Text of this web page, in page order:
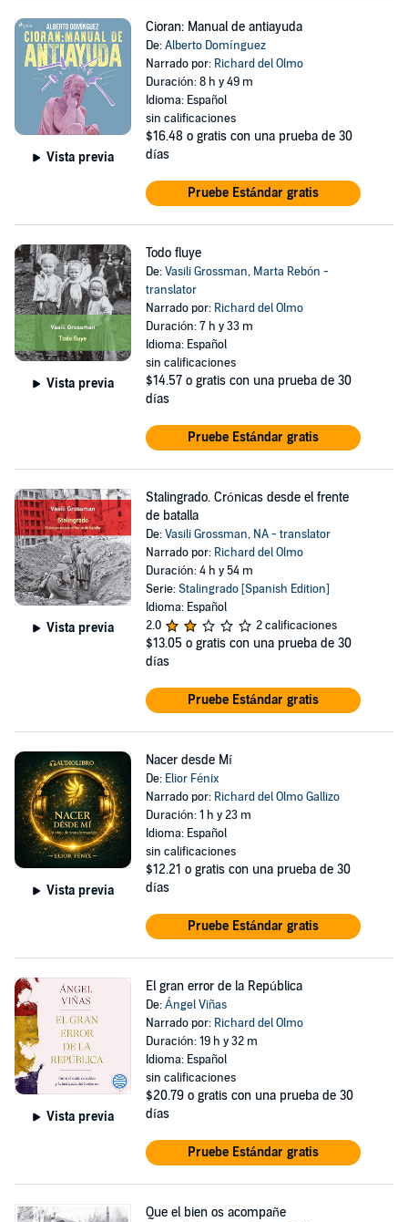
Vista previa
Cioran: Manual de antiayuda
De:Alberto Domínguez
Narrado por: Richard del Olmo
Duración: 8 h y 49 m
Idioma: Español
sin calificaciones
$16.48 o gratis con una prueba de 30
días
Pruebe Estándar gratis
Vista previa
Todo fluye
De:Vasili Grossman, Marta Rebón -
translator
Narrado por: Richard del Olmo
Duración: 7 h y 33 m
Idioma: Español
sin calificaciones
$14.57 o gratis con una prueba de 30
días
Pruebe Estándar gratis
Vista previa
Stalingrado. Crónicas desde el frente
de batalla
De:Vasili Grossman, NA - translator
Narrado por: Richard del Olmo
Duración: 4 h y 54 m
Serie:Stalingrado [Spanish Edition]
Idioma: Español
2.0
2 calificaciones
$13.05 o gratis con una prueba de 30
días
Pruebe Estándar gratis
Vista previa
Nacer desde Mí
De: Elior Fénix
Narrado por: Richard del Olmo Gallizo
Duración: 1 h y 23 m
Idioma: Español
sin calificaciones
$12.21 o gratis con una prueba de 30
días
Pruebe Estándar gratis
Vista previa
El gran error de la República
De:Ángel Viñas
Narrado por: Richard del Olmo
Duración: 19 h y 32 m
Idioma: Español
sin calificaciones
$20.79 o gratis con una prueba de 30
días
Pruebe Estándar gratis
Que el bien os acompañe